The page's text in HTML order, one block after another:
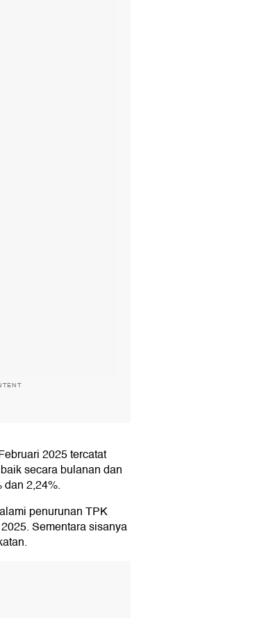
2025 tercatat
secara bulanan dan
2,24%.
penurunan TPK
Sementara sisanya